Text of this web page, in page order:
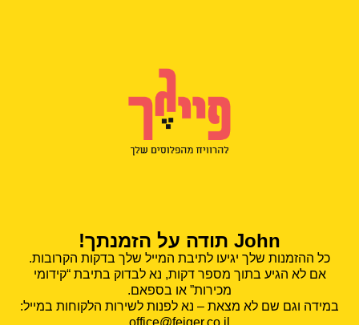
John תודה על הזמנתך!
כל ההזמנות שלך יגיעו לתיבת המייל שלך בדקות הקרובות.
אם לא הגיע בתוך מספר דקות, נא לבדוק בתיבת “קידומי
מכירות” או בספאם.
במידה וגם שם לא מצאת – נא לפנות לשירות הלקוחות במייל:
office@feiger.co.il